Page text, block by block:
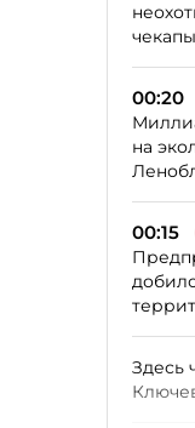
чекапы
00:20
на
00:15
Здесь